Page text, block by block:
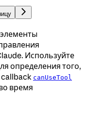
Используйте
определения того,
callback canUseTool
время